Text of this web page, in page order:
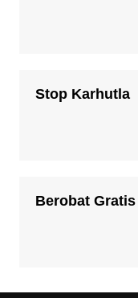
Stop Karhutla
Berobat